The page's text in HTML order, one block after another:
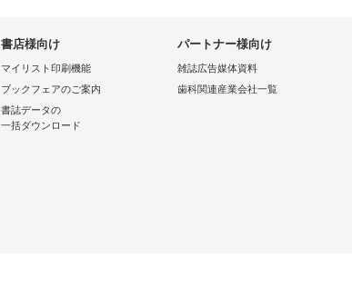
書店様向け
マイリスト印刷機能
ブックフェアのご案内
書誌データの
一括ダウンロード
パートナー様向け
雑誌広告媒体資料
歯科関連産業会社一覧